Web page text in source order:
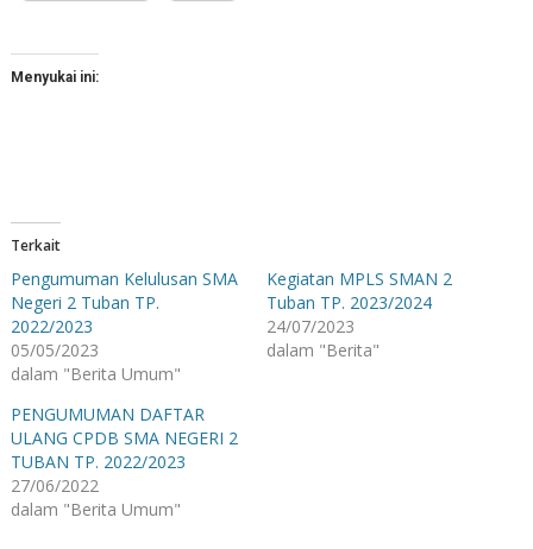
Menyukai ini:
Terkait
Pengumuman Kelulusan SMA
Negeri 2 Tuban TP.
2022/2023
05/05/2023
dalam "Berita Umum"
Kegiatan MPLS SMAN 2
Tuban TP. 2023/2024
24/07/2023
dalam "Berita"
PENGUMUMAN DAFTAR
ULANG CPDB SMA NEGERI 2
TUBAN TP. 2022/2023
27/06/2022
dalam "Berita Umum"